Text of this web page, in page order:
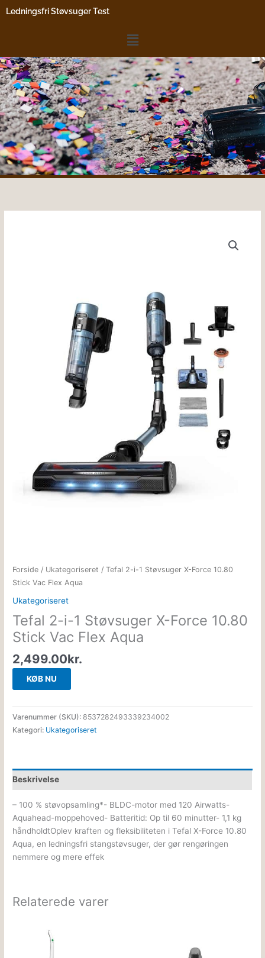
Gå
Ledningsfri Støvsuger Test
Menu
Forside / Ukategoriseret / Tefal 2-i-1 Støvsuger X-Force 10.80
Stick Vac Flex Aqua
Ukategoriseret
Tefal 2-i-1 Støvsuger X-Force 10.80
Stick Vac Flex Aqua
2,499.00kr.
KØB NU
Varenummer (SKU):8537282493339234002
Kategori: Ukategoriseret
Beskrivelse
– 100 % støvopsamling*- BLDC-motor med 120 Airwatts-
Aquahead-moppehoved- Batteritid: Op til 60 minutter- 1,1 kg
håndholdtOplev kraften og fleksibiliteten i Tefal X-Force 10.80
Aqua, en ledningsfri stangstøvsuger, der gør rengøringen
nemmere og mere effek
Relaterede varer